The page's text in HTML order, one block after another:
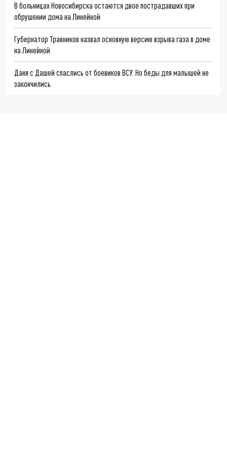
В больницах Новосибирска остаются двое пострадавших при
обрушении дома на Линейной
Губернатор Травников назвал основную версию взрыва газа в доме
на Линейной
Даня с Дашей спаслись от боевиков ВСУ. Но беды для малышей не
закончились